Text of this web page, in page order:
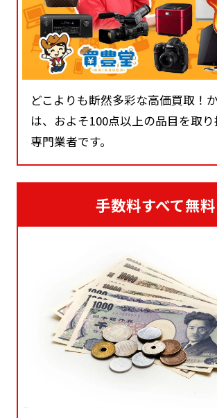
どこよりも断然多彩な高価買取！
は、およそ100点以上の品目を取
専門業者です。
手数料すべて無料